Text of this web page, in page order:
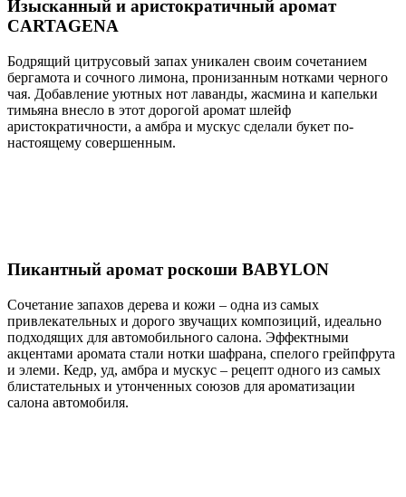
Изысканный и аристократичный аромат
CARTAGENA
Бодрящий цитрусовый запах уникален своим сочетанием
бергамота и сочного лимона, пронизанным нотками черного
чая. Добавление уютных нот лаванды, жасмина и капельки
тимьяна внесло в этот дорогой аромат шлейф
аристократичности, а амбра и мускус сделали букет по-
настоящему совершенным.
Пикантный аромат роскоши BABYLON
Сочетание запахов дерева и кожи – одна из самых
привлекательных и дорого звучащих композиций, идеально
подходящих для автомобильного салона. Эффектными
акцентами аромата стали нотки шафрана, спелого грейпфрута
и элеми. Кедр, уд, амбра и мускус – рецепт одного из самых
блистательных и утонченных союзов для ароматизации
салона автомобиля.